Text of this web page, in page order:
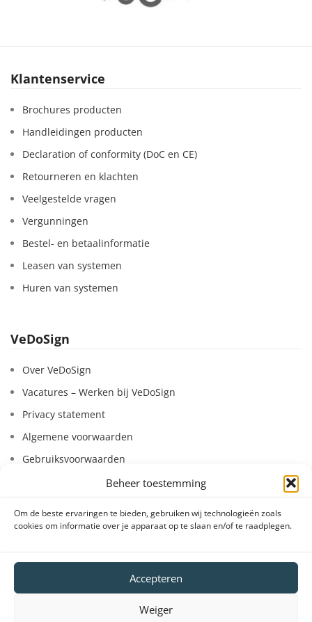
Beheer toestemming
Om de beste ervaringen te bieden, gebruiken wij technologieën zoals
cookies om informatie over je apparaat op te slaan en/of te raadplegen.
Accepteren
Weiger
Klantenservice
Brochures producten
Handleidingen producten
Declaration of conformity (DoC en CE)
Retourneren en klachten
Veelgestelde vragen
Vergunningen
Bestel- en betaalinformatie
Leasen van systemen
Huren van systemen
VeDoSign
Over VeDoSign
Vacatures – Werken bij VeDoSign
Privacy statement
Algemene voorwaarden
Gebruiksvoorwaarden
VeDoSign Deutschland
Contact